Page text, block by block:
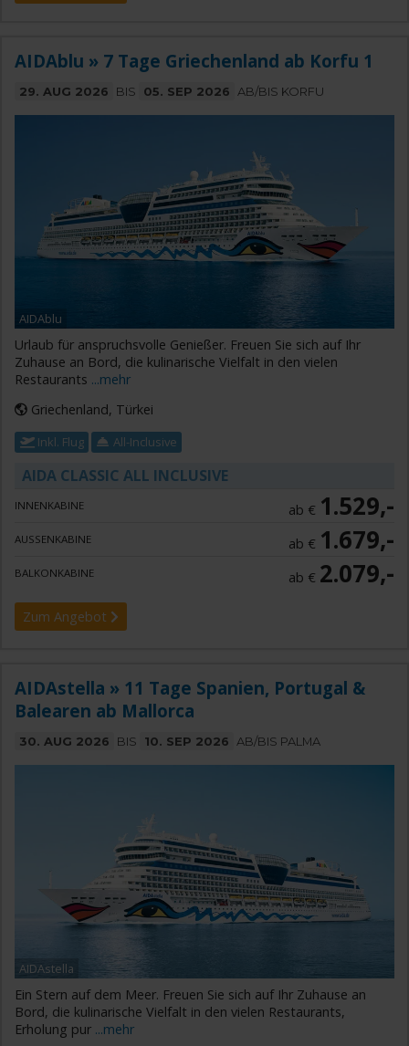
AIDAblu » 7 Tage Griechenland ab Korfu 1
29. AUG 2026 BIS 05. SEP 2026 AB/BIS KORFU
AIDAblu
Urlaub für anspruchsvolle Genießer. Freuen Sie sich auf Ihr
Zuhause an Bord, die kulinarische Vielfalt in den vielen
Restaurants ...mehr
Griechenland, Türkei
Inkl. Flug All-Inclusive
AIDA CLASSIC ALL INCLUSIVE
INNENKABINE ab € 1.529,-
AUSSENKABINE ab € 1.679,-
BALKONKABINE ab € 2.079,-
Zum Angebot
AIDAstella » 11 Tage Spanien, Portugal &
Balearen ab Mallorca
30. AUG 2026 BIS 10. SEP 2026 AB/BIS PALMA
AIDAstella
Ein Stern auf dem Meer. Freuen Sie sich auf Ihr Zuhause an
Bord, die kulinarische Vielfalt in den vielen Restaurants,
Erholung pur ...mehr